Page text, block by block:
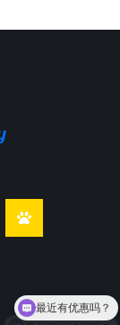
产品可以试用吗？